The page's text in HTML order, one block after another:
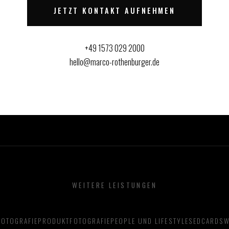
JETZT KONTAKT AUFNEHMEN
+49 1573 029 2000
hello@marco-rothenburger.de
WEITERE LEISTUNGEN
PRODUKTFOTOGRAFIEPEOPLE UND LIFESTYLESEDCARDS